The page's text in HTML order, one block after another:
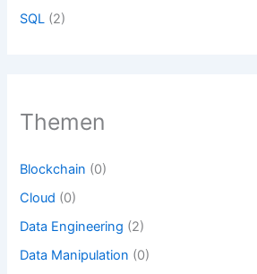
SQL (2)
Themen
Blockchain (0)
Cloud (0)
Data Engineering (2)
Data Manipulation (0)